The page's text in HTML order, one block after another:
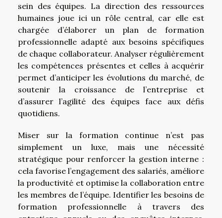
sein des équipes. La direction des ressources
humaines joue ici un rôle central, car elle est
chargée d’élaborer un plan de formation
professionnelle adapté aux besoins spécifiques
de chaque collaborateur. Analyser régulièrement
les compétences présentes et celles à acquérir
permet d’anticiper les évolutions du marché, de
soutenir la croissance de l’entreprise et
d’assurer l’agilité des équipes face aux défis
quotidiens.
Miser sur la formation continue n’est pas
simplement un luxe, mais une nécessité
stratégique pour renforcer la gestion interne :
cela favorise l’engagement des salariés, améliore
la productivité et optimise la collaboration entre
les membres de l’équipe. Identifier les besoins de
formation professionnelle à travers des